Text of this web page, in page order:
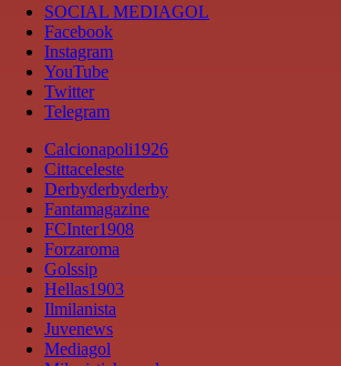
SOCIAL MEDIAGOL
Facebook
Instagram
YouTube
Twitter
Telegram
Calcionapoli1926
Cittaceleste
Derbyderbyderby
Fantamagazine
FCInter1908
Forzaroma
Golssip
Hellas1903
Ilmilanista
Juvenews
Mediagol